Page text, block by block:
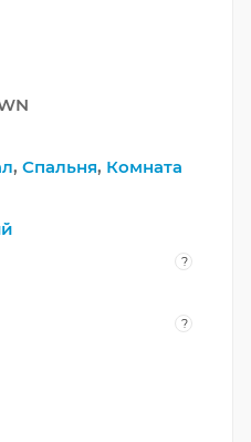
, Спальня, Комната
?
?